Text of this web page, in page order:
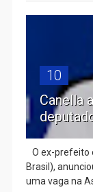
10
Canella
O ex-prefeito
Brasil),
uma vaga na